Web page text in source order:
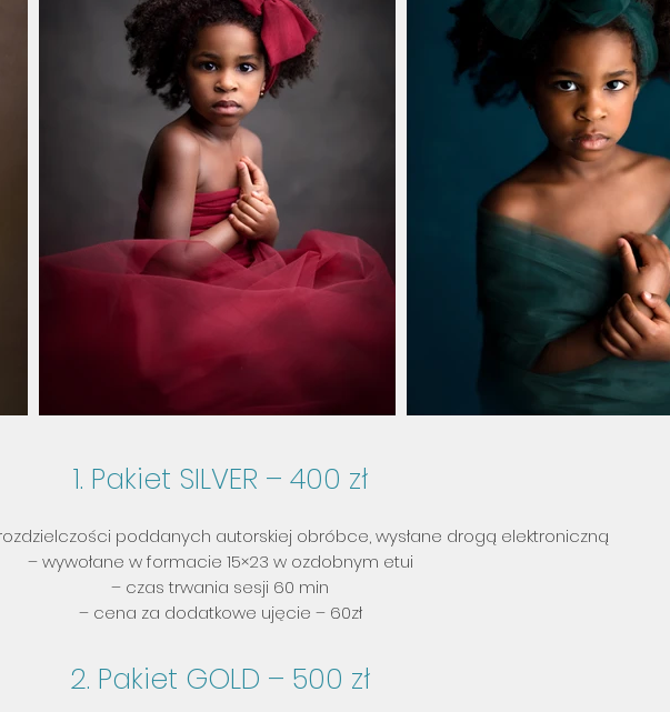
1. Pakiet SILVER – 400 zł
poddanych autorskiej obróbce, wysłane drogą elektroniczną
– wywołane w formacie 15×23 w ozdobnym etui
– czas trwania sesji 60 min
– cena za dodatkowe ujęcie – 60zł
2. Pakiet GOLD – 500 zł